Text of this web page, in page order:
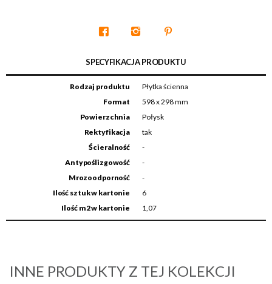
SPECYFIKACJA PRODUKTU
Rodzaj produktu
Płytka ścienna
Format
598 x 298 mm
Powierzchnia
Połysk
Rektyfikacja
tak
Ścieralność
-
Antypoślizgowość
-
Mrozoodporność
-
Ilość sztuk w kartonie
6
Ilość m2 w kartonie
1,07
INNE PRODUKTY Z TEJ KOLEKCJI